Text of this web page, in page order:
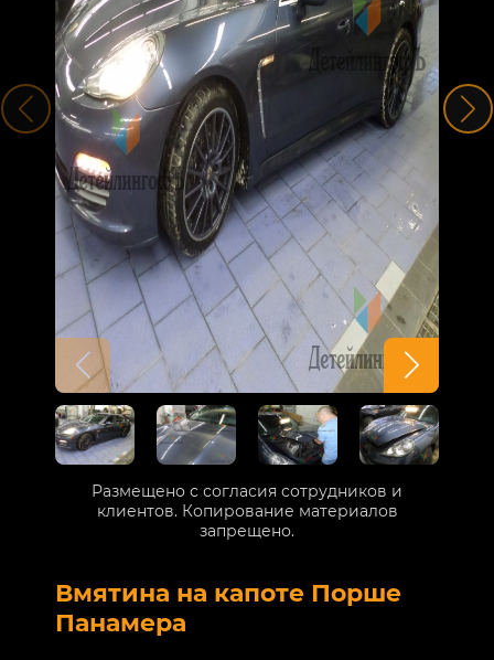
Вмятина на капоте Порше
Панамера
Размещено с согласия сотрудников и
клиентов. Копирование материалов
запрещено.